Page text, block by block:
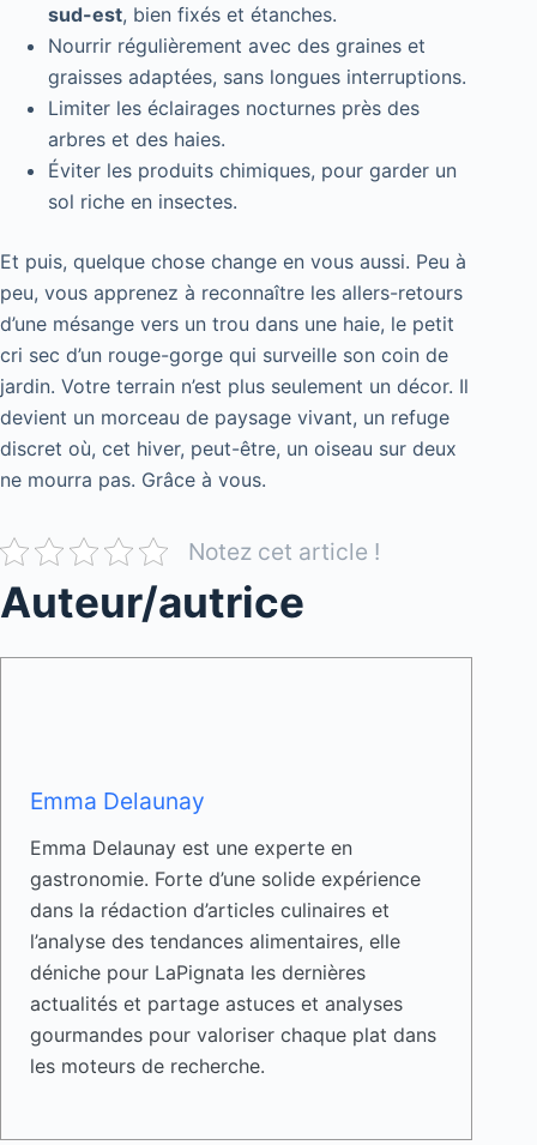
sud-est, bien fixés et étanches.
Nourrir régulièrement avec des graines et
graisses adaptées, sans longues interruptions.
Limiter les éclairages nocturnes près des
arbres et des haies.
Éviter les produits chimiques, pour garder un
sol riche en insectes.
Et puis, quelque chose change en vous aussi. Peu à
peu, vous apprenez à reconnaître les allers-retours
d’une mésange vers un trou dans une haie, le petit
cri sec d’un rouge-gorge qui surveille son coin de
jardin. Votre terrain n’est plus seulement un décor. Il
devient un morceau de paysage vivant, un refuge
discret où, cet hiver, peut-être, un oiseau sur deux
ne mourra pas. Grâce à vous.
Notez cet article !
Auteur/autrice
Emma Delaunay
Emma Delaunay est une experte en
gastronomie. Forte d’une solide expérience
dans la rédaction d’articles culinaires et
l’analyse des tendances alimentaires, elle
déniche pour LaPignata les dernières
actualités et partage astuces et analyses
gourmandes pour valoriser chaque plat dans
les moteurs de recherche.